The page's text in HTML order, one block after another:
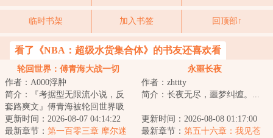
临时书架 加入书签 回顶部↑
看了《NBA：超级水货集合体》的书友还喜欢看
轮回世界：傅青海大战一切
作者：A000浮肿
简介：『考据型无限流小说，反
套路爽文』傅青海被轮回世界吸
入了，当他目睹了异形大战食死
徒、绝地武士大...
更新时间：2026-08-07 04:14:22
最新章节： 第一百零三章 摩尔迷
永噩长夜
作者：zhttty
简介：长夜无尽，噩梦纠缠。...
更新时间：2026-08-08 01:17:00
最新章节： 第五十六章：我见苍